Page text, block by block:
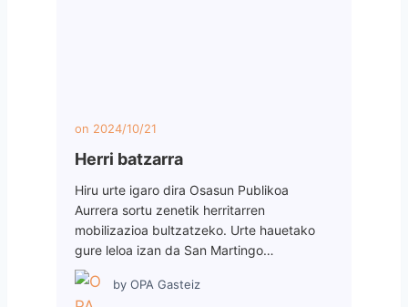
on 2024/10/21
Herri batzarra
Hiru urte igaro dira Osasun Publikoa
Aurrera sortu zenetik herritarren
mobilizazioa bultzatzeko. Urte hauetako
gure leloa izan da San Martingo…
by OPA Gasteiz